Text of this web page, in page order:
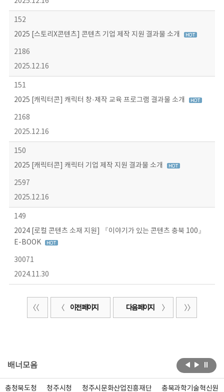
152
2025 [스토리X콘텐츠] 콘텐츠 기업 제작 지원 결과물 소개
2186
2025.12.16
151
2025 [캐릭터콘] 캐릭터 창·제작 교육 프로그램 결과물 소개
2168
2025.12.16
150
2025 [캐릭터콘] 캐릭터 기업 제작 지원 결과물 소개
2597
2025.12.16
149
2024 [로컬 콘텐츠 소재 지원] 『이야기가 있는 콘텐츠 충북 100』
E-BOOK
30071
2024.11.30
이전 페이지 다음 페이지
배너모음
충청북도청 청주시청 청주시문화산업진흥재단 충북과학기술혁신원